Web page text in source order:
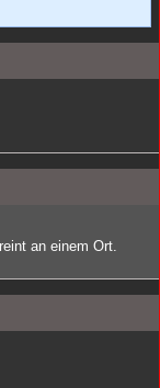
an einem Ort.